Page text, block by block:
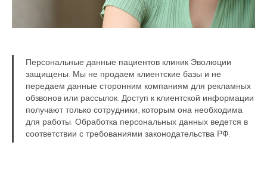
Персональные данные пациентов клиник Эволюции
защищены. Мы не продаем клиентские базы и не
передаем данные сторонним компаниям для рекламных
обзвонов или рассылок. Доступ к клиентской информации
получают только сотрудники, которым она необходима
для работы. Обработка персональных данных ведется в
соответствии с требованиями законодательства РФ.